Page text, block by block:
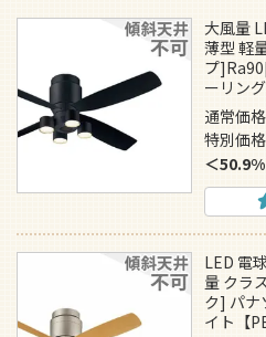
大風量
薄型 軽
プ
ーリン
通常価格
特別価格
LED 電
量 クラ
ク] パナ
イト【